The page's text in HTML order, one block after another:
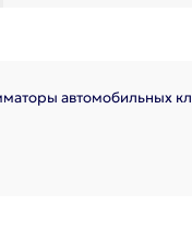
автомобильных